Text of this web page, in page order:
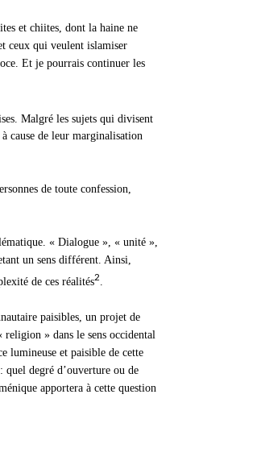
et chiites, dont la haine ne
ceux qui veulent islamiser
Et je pourrais continuer les
Malgré les sujets qui divisent
cause de leur marginalisation
de toute confession,
« Dialogue », « unité »,
un sens différent. Ainsi,
de ces réalités2
paisibles, un projet de
» dans le sens occidental
lumineuse et paisible de cette
quel degré d’ouverture ou de
apportera à cette question